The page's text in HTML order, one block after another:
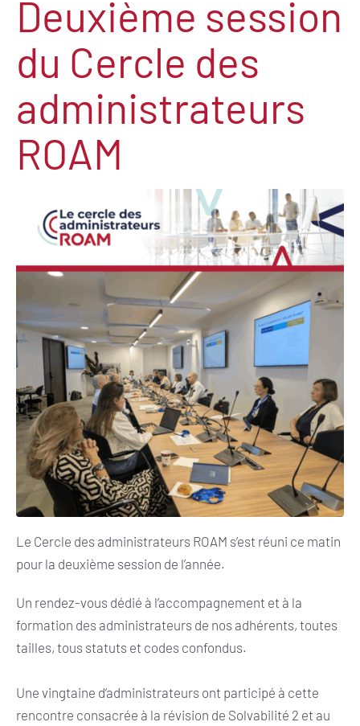
Deuxième session
du Cercle des
administrateurs
ROAM
Le Cercle des administrateurs ROAM s’est réuni ce matin
pour la deuxième session de l’année.
Un rendez-vous dédié à l’accompagnement et à la
formation des administrateurs de nos adhérents, toutes
tailles, tous statuts et codes confondus.
Une vingtaine d’administrateurs ont participé à cette
rencontre consacrée à la révision de Solvabilité 2 et au